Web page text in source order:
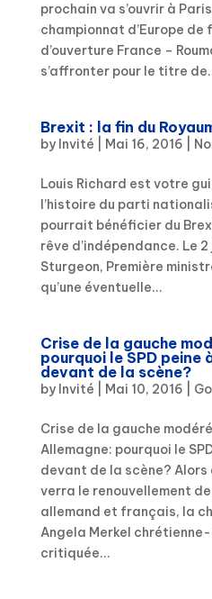
prochain va s’ouvrir à
championnat d’Europe
d’ouverture France –
s’affronter pour le titre
Brexit : la fin du
by Invité Mai 16, 2016
Louis Richard est votre
l’histoire du parti
pourrait bénéficier du
rêve d’indépendance. Le
Sturgeon, Première
qu’une éventuelle...
Crise de la gauche
pourquoi le SPD peine
devant de la scène?
by Invité Mai 10, 2016
Crise de la gauche
Allemagne: pourquoi le
devant de la scène? Alors
verra le renouvellement
allemand et français, la
Angela Merkel
critiquée...